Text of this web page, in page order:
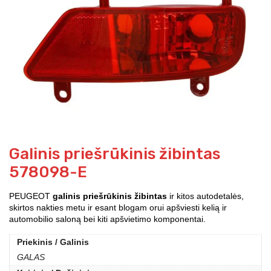
Galinis priešrūkinis žibintas
578098-E
PEUGEOT galinis priešrūkinis žibintas ir kitos autodetalės,
skirtos nakties metu ir esant blogam orui apšviesti kelią ir
automobilio saloną bei kiti apšvietimo komponentai.
Priekinis / Galinis
GALAS